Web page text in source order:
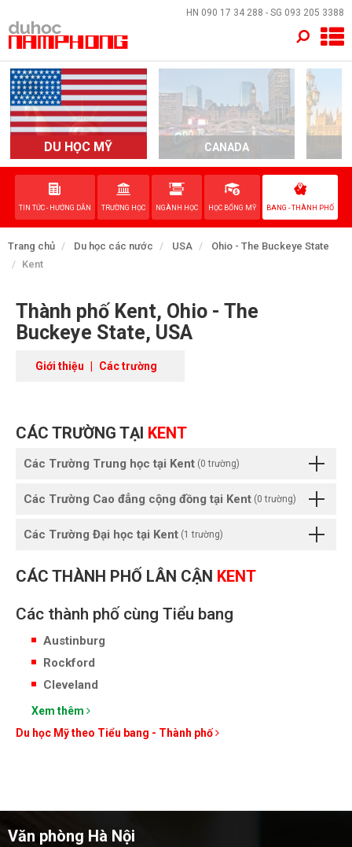
HN 090 17 34 288 - SG 093 205 3388
DU HỌC MỸ CANADA
TIN TỨC - HƯỚNG DẪN TRƯỜNG HỌC NGÀNH HỌC HỌC BỔNG MỸ BANG - THÀNH PHỐ
Trang chủ Du học các nước USA
Ohio - The Buckeye State
Kent
Thành phố Kent, Ohio - The
Buckeye State, USA
Giới thiệu | Các trường
CÁC TRƯỜNG TẠI KENT
Các Trường Trung học tại Kent (0 trường)
Các Trường Cao đẳng cộng đồng tại Kent (0 trường)
Các Trường Đại học tại Kent (1 trường)
CÁC THÀNH PHỐ LÂN CẬN KENT
Các thành phố cùng Tiểu bang
Austinburg
Rockford
Cleveland
Xem thêm
Du học Mỹ theo Tiểu bang - Thành phố
Văn phòng Hà Nội
×
TRANG CHỦ
QUỐC GIA
EVENTS
DỊCH VỤ
VỀ NAM PHONG
LIÊN HỆ